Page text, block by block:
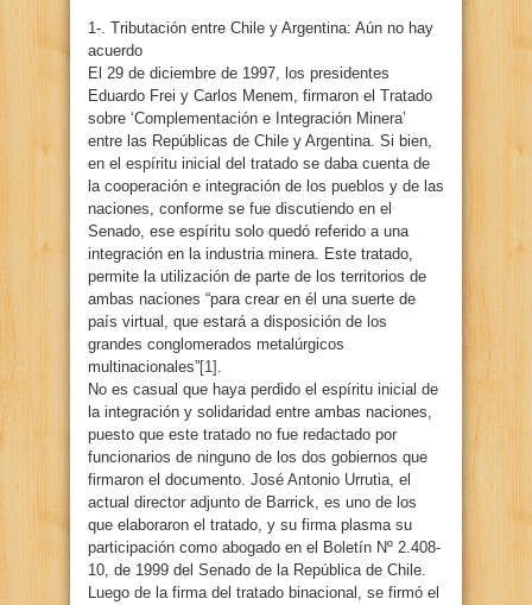
1-. Tributación entre Chile y Argentina: Aún no hay
acuerdo
El 29 de diciembre de 1997, los presidentes
Eduardo Frei y Carlos Menem, firmaron el Tratado
sobre ‘Complementación e Integración Minera’
entre las Repúblicas de Chile y Argentina. Si bien,
en el espíritu inicial del tratado se daba cuenta de
la cooperación e integración de los pueblos y de las
naciones, conforme se fue discutiendo en el
Senado, ese espíritu solo quedó referido a una
integración en la industria minera. Este tratado,
permite la utilización de parte de los territorios de
ambas naciones “para crear en él una suerte de
país virtual, que estará a disposición de los
grandes conglomerados metalúrgicos
multinacionales”[1] .
No es casual que haya perdido el espíritu inicial de
la integración y solidaridad entre ambas naciones,
puesto que este tratado no fue redactado por
funcionarios de ninguno de los dos gobiernos que
firmaron el documento. José Antonio Urrutia, el
actual director adjunto de Barrick, es uno de los
que elaboraron el tratado, y su firma plasma su
participación como abogado en el Boletín Nº 2.408-
10, de 1999 del Senado de la República de Chile.
Luego de la firma del tratado binacional, se firmó el